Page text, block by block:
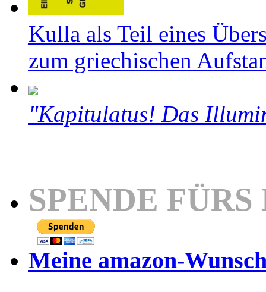
Kulla als Teil eines
zum griechischen
"Kapitulatus! Das
SPENDE
Meine amazon-